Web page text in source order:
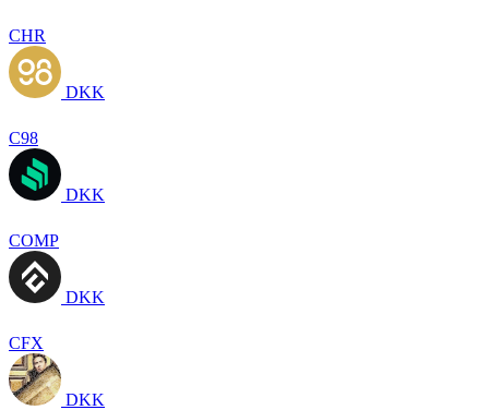
CHR
DKK
C98
DKK
COMP
DKK
CFX
DKK